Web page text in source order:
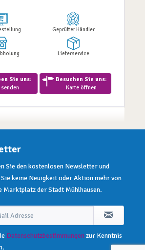
Geprüfter Händler
Lieferservice
Sie uns:
Besuchen Sie uns:
Karte öffnen
Sie den kostenlosen Newsletter und
Sie keine Neuigkeit oder Aktion mehr von
Marktplatz der Stadt Mühlhausen.
Datenschutzbestimmungenzur Kenntnis